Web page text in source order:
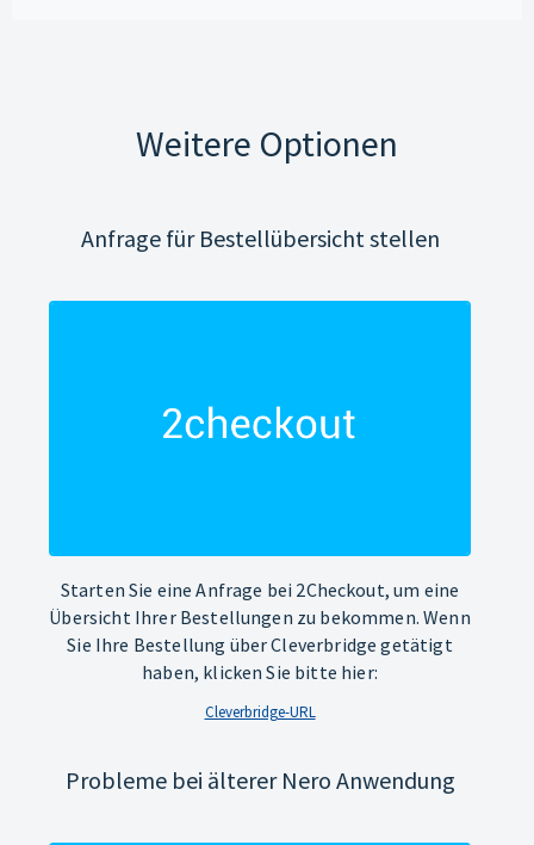
Weitere Optionen
Anfrage für Bestellübersicht stellen
Starten Sie eine Anfrage bei 2Checkout, um eine
Übersicht Ihrer Bestellungen zu bekommen. Wenn
Sie Ihre Bestellung über Cleverbridge getätigt
haben, klicken Sie bitte hier:
Cleverbridge-URL
Probleme bei älterer Nero Anwendung